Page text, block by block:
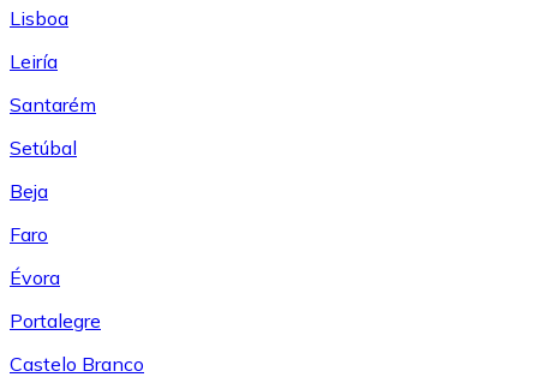
Lisboa
Leiría
Santarém
Setúbal
Beja
Faro
Évora
Portalegre
Castelo Branco